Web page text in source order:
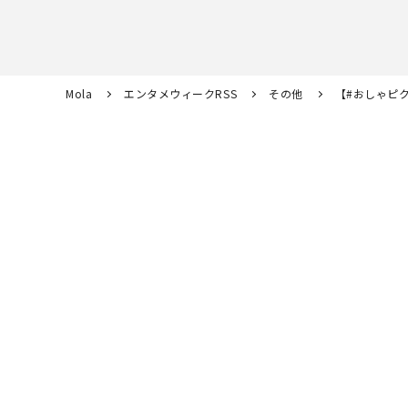
Mola エンタメウィークRSS その他 【#おしゃ